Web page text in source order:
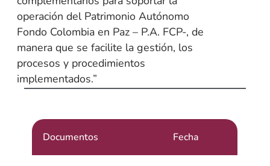
operación del Patrimonio Autónomo
Fondo Colombia en Paz – P.A. FCP-, de
manera que se facilite la gestión, los
procesos y procedimientos
implementados.”
Documentos Fecha